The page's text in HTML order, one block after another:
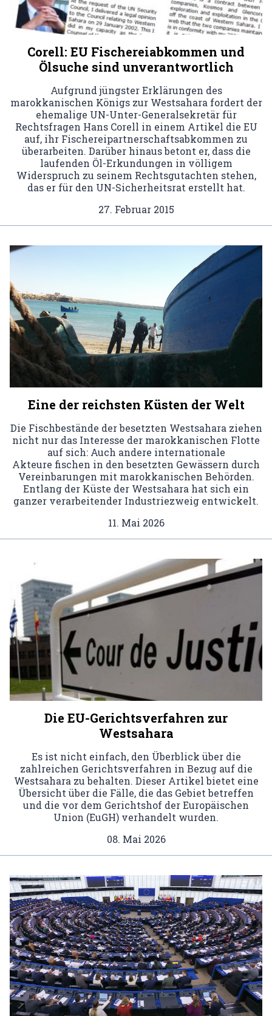
Corell: EU Fischereiabkommen und
Ölsuche sind unverantwortlich
Aufgrund jüngster Erklärungen des
marokkanischen Königs zur Westsahara fordert der
ehemalige UN-Unter-Generalsekretär für
Rechtsfragen Hans Corell in einem Artikel die EU
auf, ihr Fischereipartnerschaftsabkommen zu
überarbeiten. Darüber hinaus betont er, dass die
laufenden Öl-Erkundungen in völligem
Widerspruch zu seinem Rechtsgutachten stehen,
das er für den UN-Sicherheitsrat erstellt hat.
27. Februar 2015
Eine der reichsten Küsten der Welt
Die Fischbestände der besetzten Westsahara ziehen
nicht nur das Interesse der marokkanischen Flotte
auf sich: Auch andere internationale
Akteure fischen in den besetzten Gewässern durch
Vereinbarungen mit marokkanischen Behörden.
Entlang der Küste der Westsahara hat sich ein
ganzer verarbeitender Industriezweig entwickelt.
11. Mai 2026
Die EU-Gerichtsverfahren zur
Westsahara
Es ist nicht einfach, den Überblick über die
zahlreichen Gerichtsverfahren in Bezug auf die
Westsahara zu behalten. Dieser Artikel bietet eine
Übersicht über die Fälle, die das Gebiet betreffen
und die vor dem Gerichtshof der Europäischen
Union (EuGH) verhandelt wurden.
08. Mai 2026